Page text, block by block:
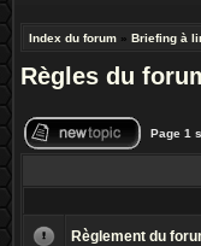
Index du forum » Briefing à
Règles du
Page 1
Règlement du